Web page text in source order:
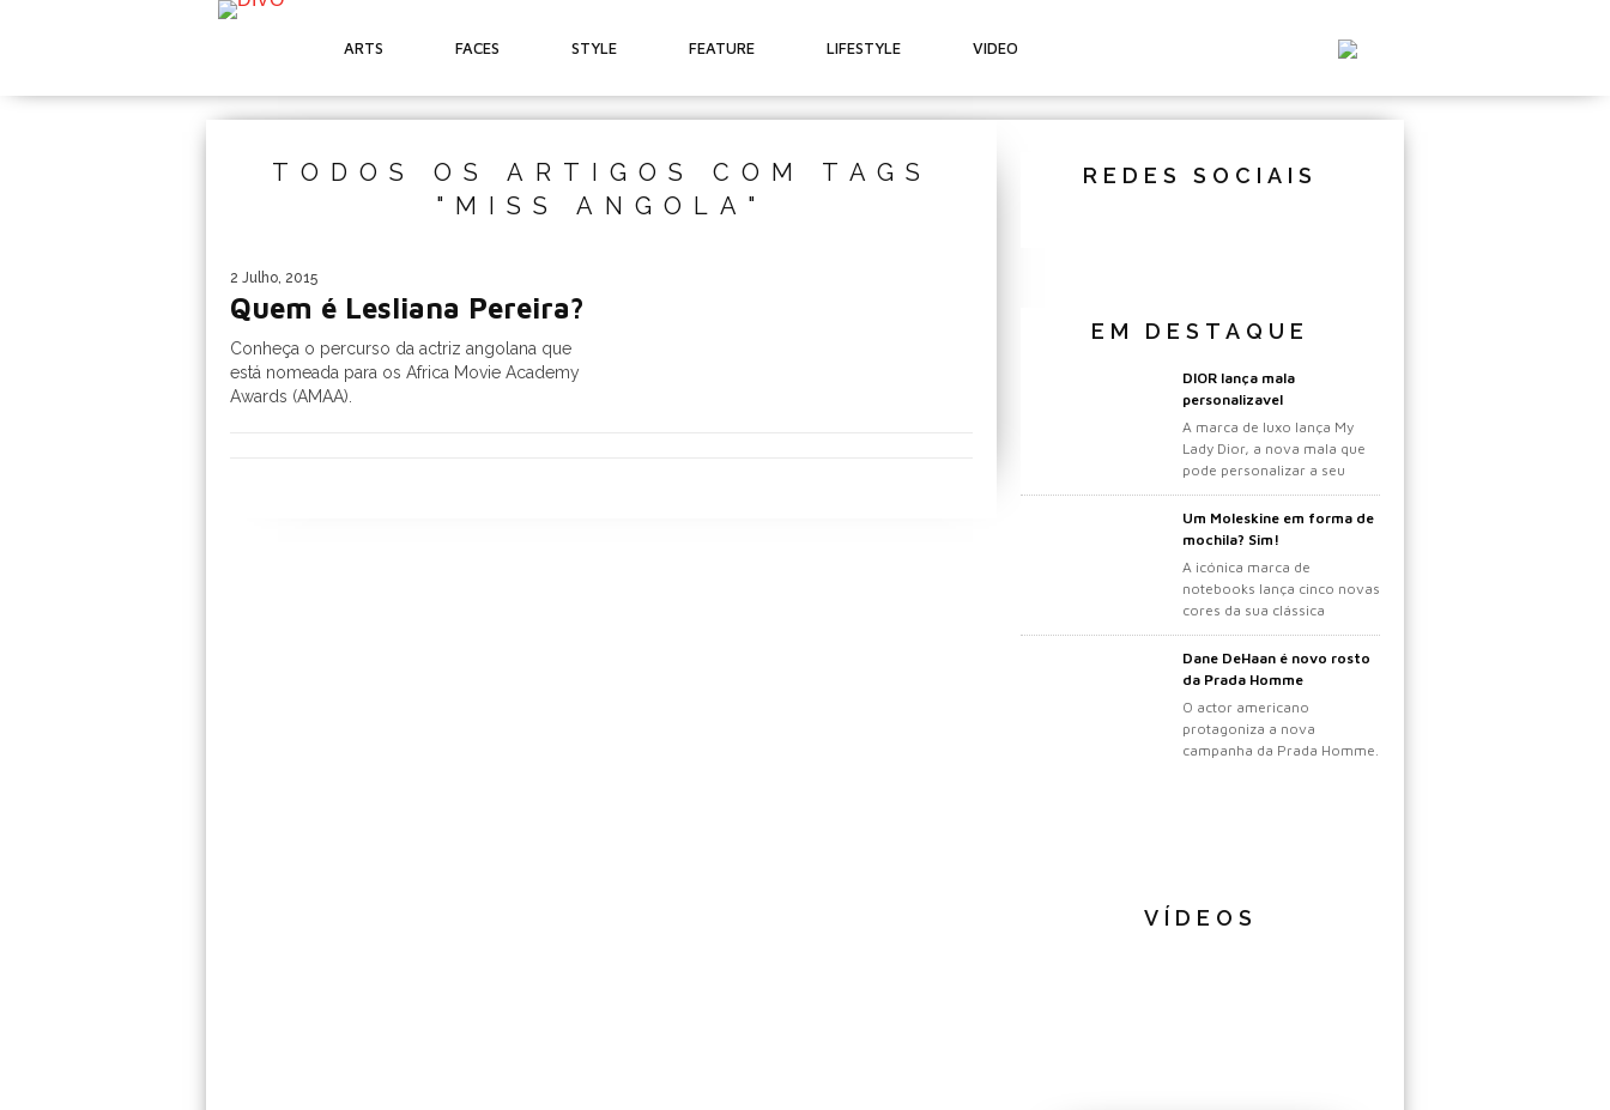
ARTS FACES STYLE FEATURE LIFESTYLE VIDEO
TODOS OS ARTIGOS COM TAGS
"MISS ANGOLA"
2 Julho, 2015
Quem é Lesliana Pereira?
Conheça o percurso da actriz angolana que
está nomeada para os Africa Movie Academy
Awards (AMAA).
REDES SOCIAIS
EM DESTAQUE
DIOR lança mala
personalizavel
A marca de luxo lança My
Lady Dior, a nova mala que
pode personalizar a seu
gosto.
Um Moleskine em forma de
mochila? Sim!
A icónica marca de
notebooks lança cinco novas
cores da sua clássica
mochila.
Dane DeHaan é novo rosto
da Prada Homme
O actor americano
protagoniza a nova
campanha da Prada Homme.
VÍDEOS